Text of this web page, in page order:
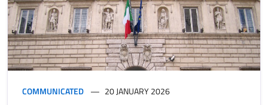
COMMUNICATED 20 JANUARY 2026